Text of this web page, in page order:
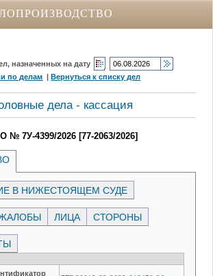
назначенных на дату
по делам |Вернуться к списку дел
дела - кассация
№ 7У-4399/2026 [77-2063/2026]
В НИЖЕСТОЯЩЕМ СУДЕ
ЛИЦА СТОРОНЫ